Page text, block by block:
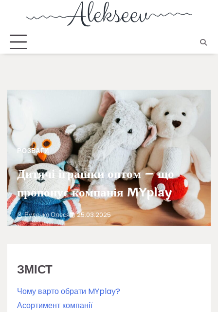
РОЗВАГИ
Дитячі іграшки оптом – що
пропонує компанія MYplay
Руденко Олеся 25.03.2025
ЗМІСТ
Чому варто обрати MYplay?
Асортимент компанії